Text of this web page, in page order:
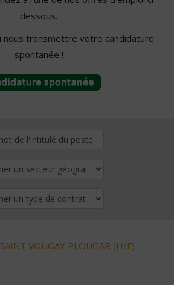
dessous.
nous transmettre votre candidature
spontanée !
VOUGAY PLOUGAR (H/F)